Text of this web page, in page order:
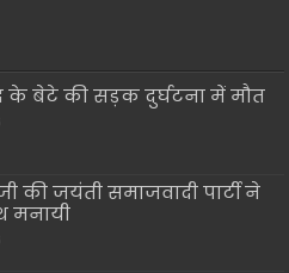
बेटे की सड़क दुर्घटना में मौत
की जयंती समाजवादी पार्टी ने
मनायी